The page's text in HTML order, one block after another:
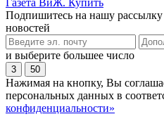
Подпишитесь на нашу рассылку
новостей
и выберите большее число
3 50
Нажимая на кнопку, Вы
персональных данных в
конфиденциальности»